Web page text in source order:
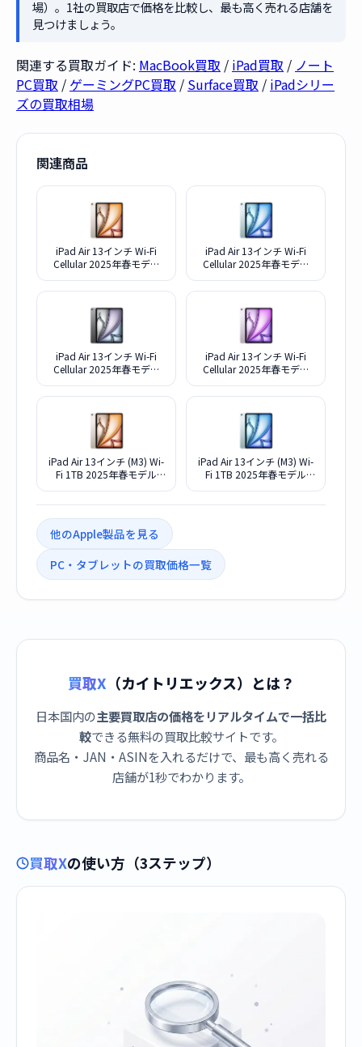
場）。1社の買取店で価格を比較し、最も高く売れる店舗を
見つけましょう。
関連する買取ガイド: MacBook買取 / iPad買取 / ノート
PC買取 / ゲーミングPC買取 / Surface買取 / iPadシリー
ズの買取相場
関連商品
iPad Air 13インチ Wi-Fi
Cellular 2025年春モデル
[スターライト]
iPad Air 13インチ Wi-Fi
Cellular 2025年春モデル
[ブルー]
iPad Air 13インチ Wi-Fi
Cellular 2025年春モデル
[スペースグレイ]
iPad Air 13インチ Wi-Fi
Cellular 2025年春モデル
[パープル]
iPad Air 13インチ (M3) Wi-
Fi 1TB 2025年春モデル
iPad Air 13インチ (M3) Wi-
Fi 1TB 2025年春モデル
他のApple製品を見る
PC・タブレットの買取価格一覧
買取X （カイトリエックス）とは？
日本国内の主要買取店の価格をリアルタイムで一括比
較できる無料の買取比較サイトです。
商品名・JAN・ASINを入れるだけで、最も高く売れる
店舗が1秒でわかります。
買取Xの使い方（3ステップ）